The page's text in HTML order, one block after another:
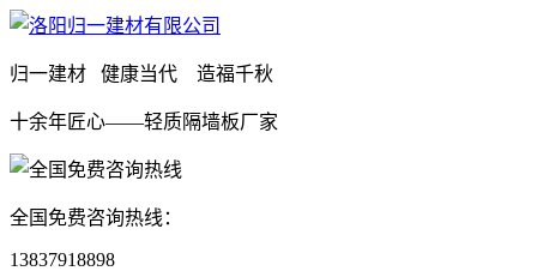
归一建材 健康当代 造福千秋
十余年匠心——轻质隔墙板厂家
全国免费咨询热线：
13837918898